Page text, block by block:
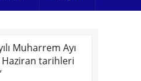
Muharrem Ayı
Haziran tarihleri